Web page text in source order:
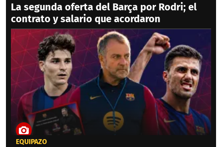
La segunda oferta del Barça por Rodri; el
contrato y salario que acordaron
EQUIPAZO